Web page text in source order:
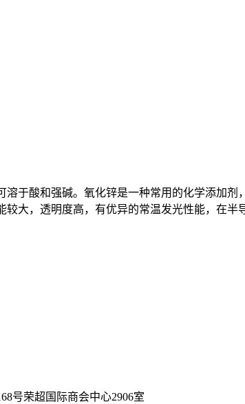
溶于酸和强碱。氧化锌是一种常用的化学添加
大，透明度高，有优异的常温发光性能，在
号荣超国际商会中心2906室